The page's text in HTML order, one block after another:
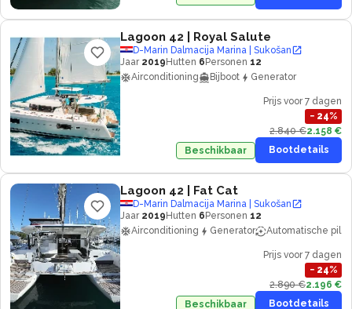
Lagoon 42 | Royal Salute
D-Marin Dalmacija Marina | Sukošan
Jaar 2019 Hutten 6 Personen 12
Airconditioning
Bijboot Generator
Prijs voor 7 dagen
− 24%
2.840 €2.158 €
Beschikbaar
Bootdetails
Lagoon 42 | Fat Cat
D-Marin Dalmacija Marina | Sukošan
Jaar 2019 Hutten 6 Personen 12
Airconditioning
Generator Automatische
Prijs voor 7 dagen
− 24%
2.890 €2.196 €
Beschikbaar
Bootdetails